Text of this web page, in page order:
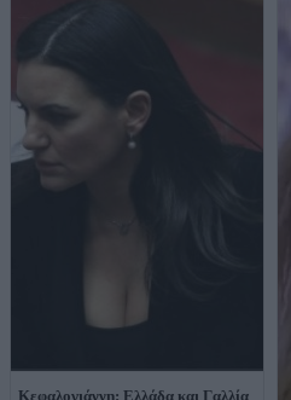
Κεφαλογιάννη: Ελλάδα και Γαλλία